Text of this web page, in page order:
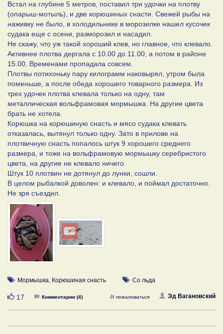
Встал на глубине 5 метров, поставил три удочки на плотву
(опарыш-мотыль), и две корюшиных снасти. Свежей рыбы на
наживку не было, в холодильнике в морозилке нашел кусочек
судака еще с осени, разморозил и насадил.
Не скажу, что уж такой хороший клев, но главное, что клевало.
Активнее плотва дергала с 10.00 до 11.00, а потом в районе
15.00. Временами пропадала совсем.
Плотвы потихоньку пару килограмм наковырял, утром была
поменьше, а после обеда хорошего товарного размера. Из
трех удочек плотва клевала только на одну, там
металлическая вольфрамовая мормышка. На другие цвета
брать не хотела.
Корюшка на корюшиную снасть и мясо судака клевать
отказалась, вытянул только одну. Зато в прилове на
плотвичную снасть попалось штук 9 хорошего среднего
размера, и тоже на вольфрамовую мормышку серебристого
цвета, на другие не клевало ничего.
Штук 10 плотвин не дотянул до лунки, сошли.
В целом рыбалкой доволен: и клевало, и поймал достаточно.
Не зря съездил.
Мормышка, Корюшиная снасть Со льда
Нравится
17 Комментарии (4) Эд Вагановский
пожаловаться